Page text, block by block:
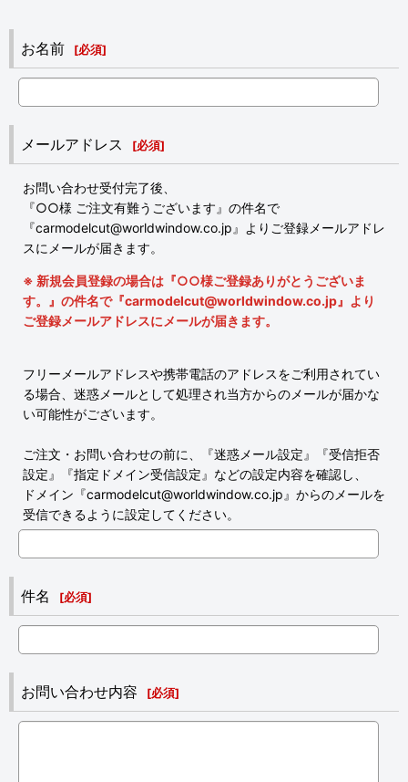
お名前 [必須]
メールアドレス [必須]
お問い合わせ受付完了後、
『○○様 ご注文有難うございます』の件名で
『carmodelcut@worldwindow.co.jp』よりご登録メールアドレ
スにメールが届きます。
※ 新規会員登録の場合は『○○様ご登録ありがとうございま
す。』の件名で『carmodelcut@worldwindow.co.jp』より
ご登録メールアドレスにメールが届きます。
フリーメールアドレスや携帯電話のアドレスをご利用されてい
る場合、迷惑メールとして処理され当方からのメールが届かな
い可能性がございます。
ご注文・お問い合わせの前に、『迷惑メール設定』『受信拒否
設定』『指定ドメイン受信設定』などの設定内容を確認し、
ドメイン『carmodelcut@worldwindow.co.jp』からのメールを
受信できるように設定してください。
件名 [必須]
お問い合わせ内容 [必須]